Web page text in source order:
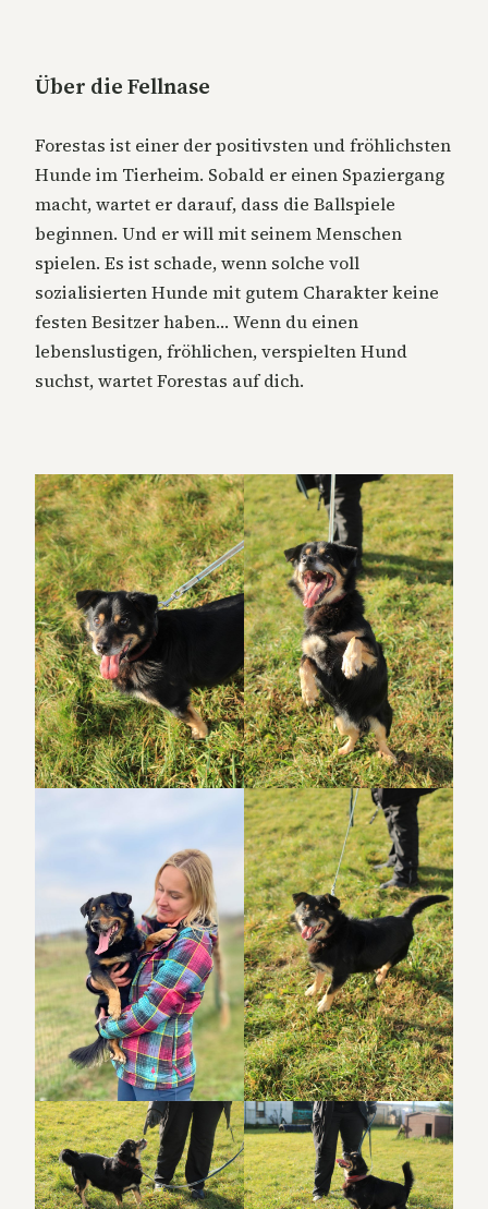
Über die Fellnase
Forestas ist einer der positivsten und fröhlichsten
Hunde im Tierheim. Sobald er einen Spaziergang
macht, wartet er darauf, dass die Ballspiele
beginnen. Und er will mit seinem Menschen
spielen. Es ist schade, wenn solche voll
sozialisierten Hunde mit gutem Charakter keine
festen Besitzer haben… Wenn du einen
lebenslustigen, fröhlichen, verspielten Hund
suchst, wartet Forestas auf dich.